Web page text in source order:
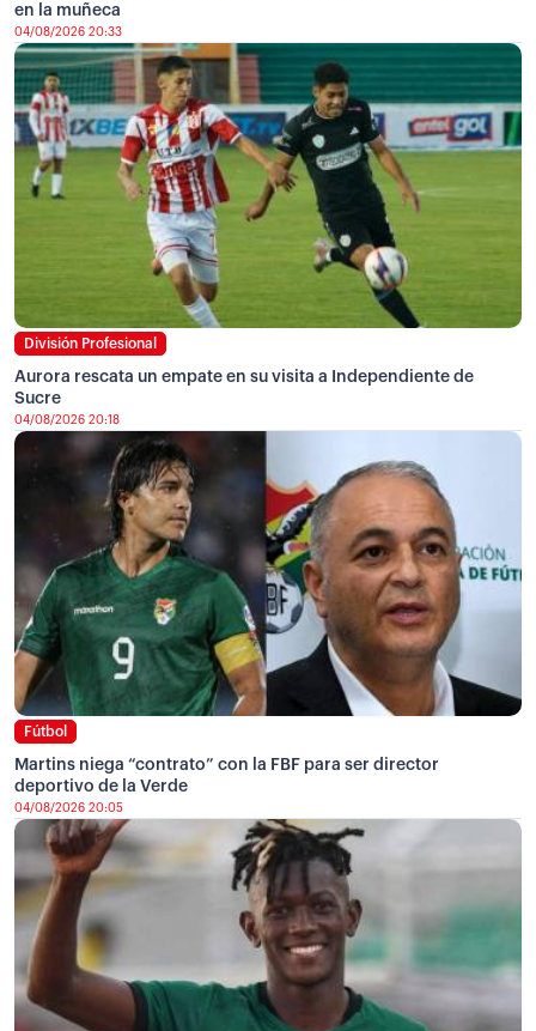
en la muñeca
04/08/2026 20:33
División Profesional
Aurora rescata un empate en su visita a Independiente de
Sucre
04/08/2026 20:18
Fútbol
Martins niega “contrato” con la FBF para ser director
deportivo de la Verde
04/08/2026 20:05